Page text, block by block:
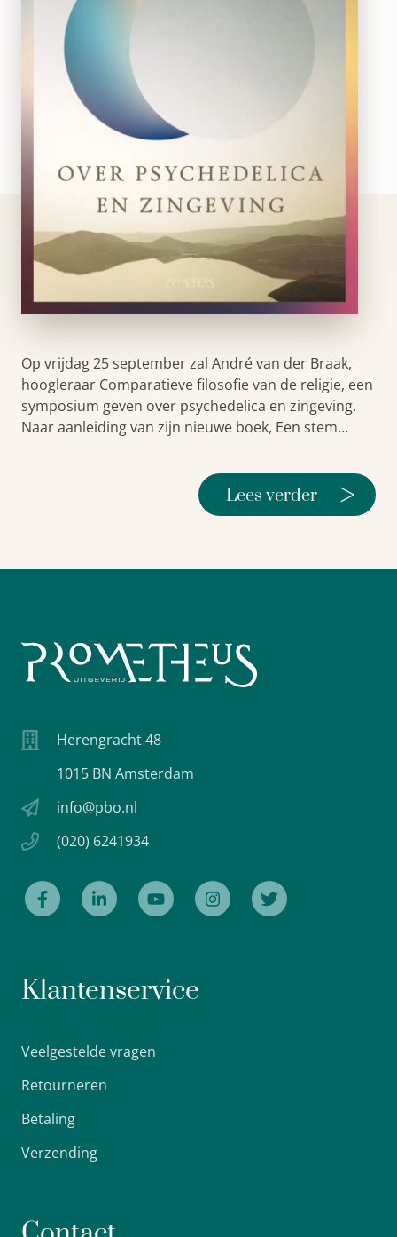
Op vrijdag 25 september zal André van der Braak,
hoogleraar Comparatieve filosofie van de religie, een
symposium geven over psychedelica en zingeving.
Naar aanleiding van zijn nieuwe boek, Een stem…
Lees verder >
Herengracht 48
1015 BN Amsterdam
info@pbo.nl
(020) 6241934
Klantenservice
Veelgestelde vragen
Retourneren
Betaling
Verzending